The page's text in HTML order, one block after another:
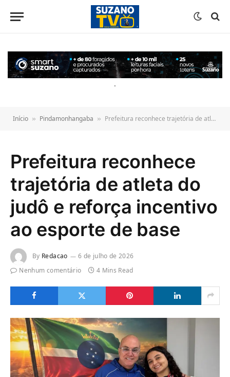
conteúdo
.
Início » Pindamonhangaba » Prefeitura reconhece trajetória de atleta do judô e reforça incentivo ao esporte de base
Prefeitura reconhece
trajetória de atleta do
judô e reforça incentivo
ao esporte de base
By Redacao
6 de julho de 2026
Nenhum comentário
4 Mins Read